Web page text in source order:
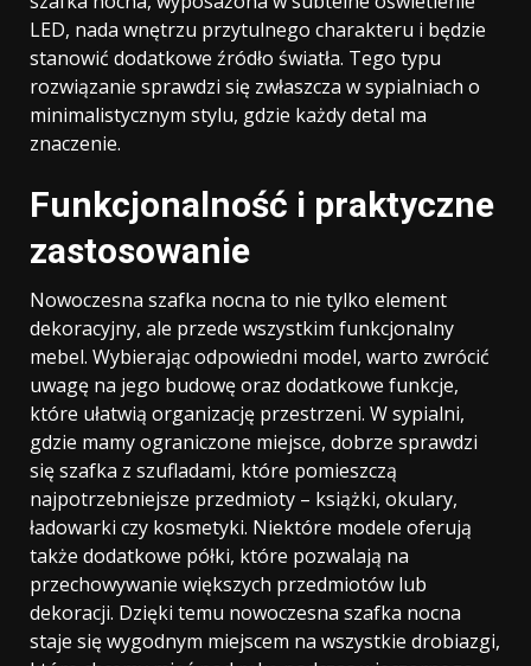
LED, nada wnętrzu przytulnego charakteru i będzie
stanowić dodatkowe źródło światła. Tego typu
rozwiązanie sprawdzi się zwłaszcza w sypialniach o
minimalistycznym stylu, gdzie każdy detal ma
znaczenie.
Funkcjonalność i praktyczne
zastosowanie
Nowoczesna szafka nocna to nie tylko element
dekoracyjny, ale przede wszystkim funkcjonalny
mebel. Wybierając odpowiedni model, warto zwrócić
uwagę na jego budowę oraz dodatkowe funkcje,
które ułatwią organizację przestrzeni. W sypialni,
gdzie mamy ograniczone miejsce, dobrze sprawdzi
się szafka z szufladami, które pomieszczą
najpotrzebniejsze przedmioty – książki, okulary,
ładowarki czy kosmetyki. Niektóre modele oferują
także dodatkowe półki, które pozwalają na
przechowywanie większych przedmiotów lub
dekoracji. Dzięki temu nowoczesna szafka nocna
staje się wygodnym miejscem na wszystkie drobiazgi,